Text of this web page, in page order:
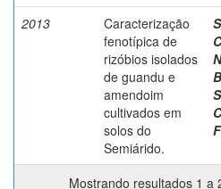
2013
Caracterização
fenotípica de
rizóbios isolados
de guandu e
amendoim
cultivados em
solos do
Semiárido.
Mostrando resultados 1 a